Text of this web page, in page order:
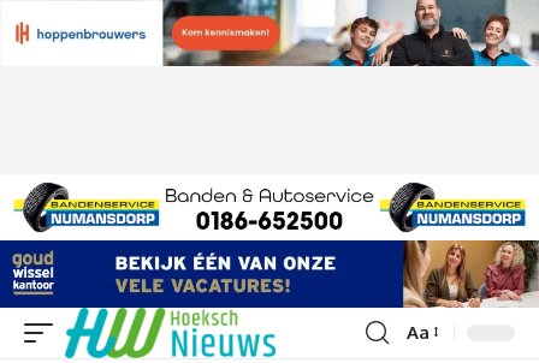
Lettergrootte
Aa